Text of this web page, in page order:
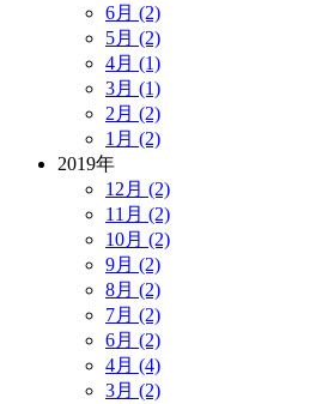
6月 (2)
5月 (2)
4月 (1)
3月 (1)
2月 (2)
1月 (2)
2019年
12月 (2)
11月 (2)
10月 (2)
9月 (2)
8月 (2)
7月 (2)
6月 (2)
4月 (4)
3月 (2)